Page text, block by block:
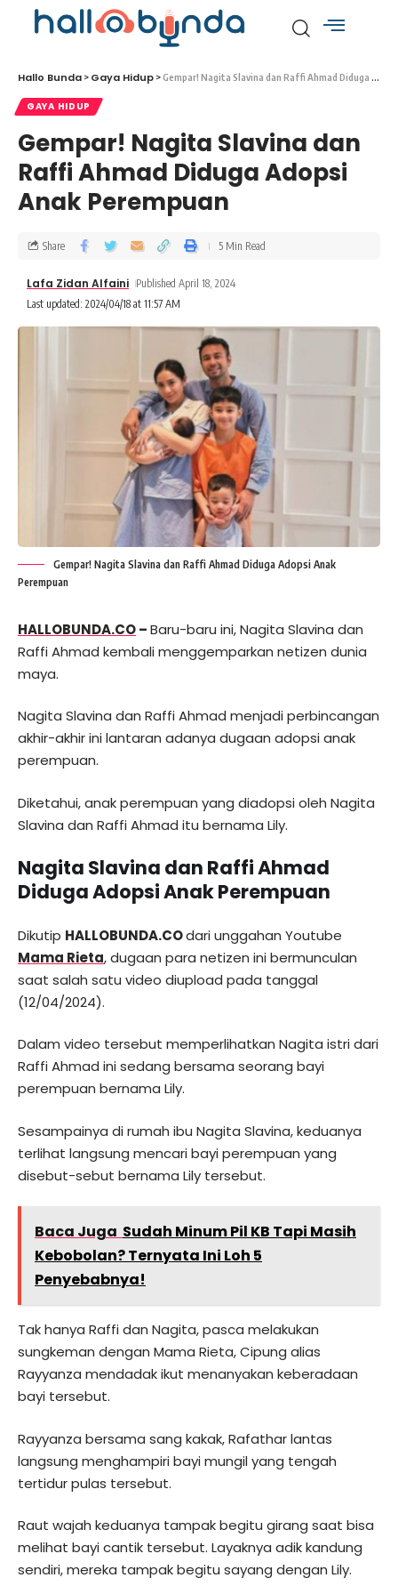
Hallo Bunda > Gaya Hidup >Gempar! Nagita Slavina dan Raffi Ahmad Diduga Adopsi Anak Perempuan
GAYA HIDUP
Gempar! Nagita Slavina dan
Raffi Ahmad Diduga Adopsi
Anak Perempuan
Last updated: 2024/04/18 at 11:57 AM
Lafa Zidan Alfaini Published April 18, 2024
Share 5 Min Read
Gempar! Nagita Slavina dan Raffi Ahmad Diduga Adopsi Anak
Perempuan
HALLOBUNDA.CO–Baru-baru ini, Nagita Slavina dan
Raffi Ahmad kembali menggemparkan netizen dunia
maya.
Nagita Slavina dan Raffi Ahmad menjadi perbincangan
akhir-akhir ini lantaran adanya dugaan adopsi anak
perempuan.
Diketahui, anak perempuan yang diadopsi oleh Nagita
Slavina dan Raffi Ahmad itu bernama Lily.
Nagita Slavina dan Raffi Ahmad
Diduga Adopsi Anak Perempuan
Dikutip HALLOBUNDA.COdari unggahan Youtube
Mama Rieta, dugaan para netizen ini bermunculan
saat salah satu video diupload pada tanggal
(12/04/2024).
Dalam video tersebut memperlihatkan Nagita istri dari
Raffi Ahmad ini sedang bersama seorang bayi
perempuan bernama Lily.
Sesampainya di rumah ibu Nagita Slavina, keduanya
terlihat langsung mencari bayi perempuan yang
disebut-sebut bernama Lily tersebut.
Baca Juga Sudah Minum Pil KB Tapi Masih
Kebobolan? Ternyata Ini Loh 5
Penyebabnya!
Tak hanya Raffi dan Nagita, pasca melakukan
sungkeman dengan Mama Rieta, Cipung alias
Rayyanza mendadak ikut menanyakan keberadaan
bayi tersebut.
Rayyanza bersama sang kakak, Rafathar lantas
langsung menghampiri bayi mungil yang tengah
tertidur pulas tersebut.
Raut wajah keduanya tampak begitu girang saat bisa
melihat bayi cantik tersebut. Layaknya adik kandung
sendiri, mereka tampak begitu sayang dengan Lily.